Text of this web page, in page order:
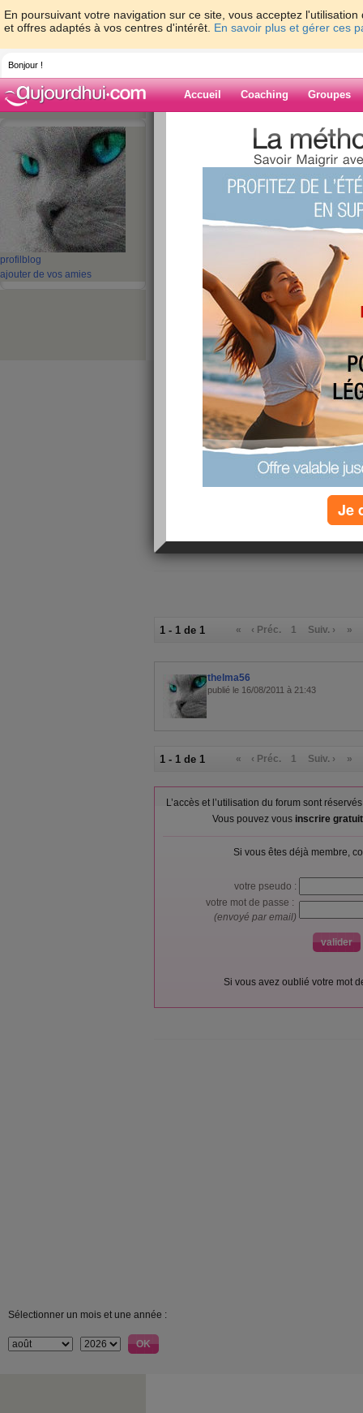
En poursuivant votre navigation sur ce site, vous acceptez
et offres adaptés à vos centres d'intérêt. En savoir plus et gérer ces
Bonjour !
Accueil Coaching Groupes
profil blog
ajouter de vos amies
>
> Quizz:
Blog de
Quizz:
méditerranéen ?
publié le 16/08/2011 à 21:43
j'ai fait8/10
régime
?
1 - 1 de 1 « ‹ Préc. 1 Suiv. › »
thelma56
publié le 16/08/2011 à 21:43
1 - 1 de 1 « ‹ Préc. 1 Suiv. › »
L’accès et l’utilisation du forum sont
Vous pouvez vous inscrire
Si vous êtes déjà membre,
votre pseudo :
votre mot de passe :
(envoyé par email)
Si vous avez oublié votre mot
Sélectionner un mois et une année :
Je